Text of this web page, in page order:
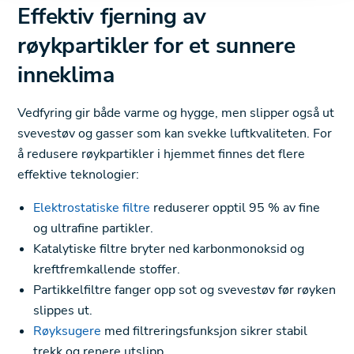
Effektiv fjerning av
røykpartikler for et sunnere
inneklima
Vedfyring gir både varme og hygge, men slipper også ut
svevestøv og gasser som kan svekke luftkvaliteten. For
å redusere røykpartikler i hjemmet finnes det flere
effektive teknologier:
Elektrostatiske filtre reduserer opptil 95 % av fine
og ultrafine partikler.
Katalytiske filtre bryter ned karbonmonoksid og
kreftfremkallende stoffer.
Partikkelfiltre fanger opp sot og svevestøv før røyken
slippes ut.
Røyksugere med filtreringsfunksjon sikrer stabil